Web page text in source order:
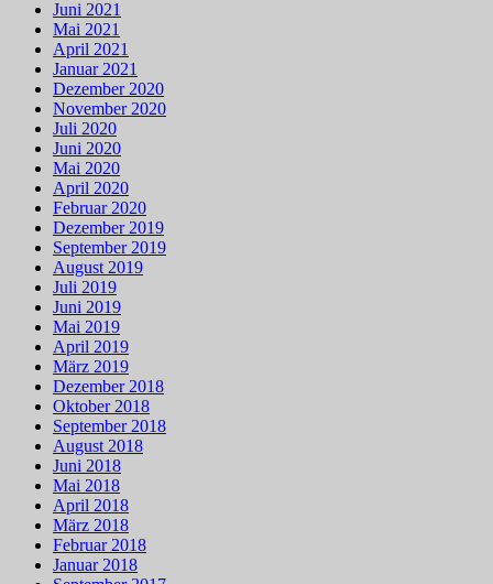
Juni 2021
Mai 2021
April 2021
Januar 2021
Dezember 2020
November 2020
Juli 2020
Juni 2020
Mai 2020
April 2020
Februar 2020
Dezember 2019
September 2019
August 2019
Juli 2019
Juni 2019
Mai 2019
April 2019
März 2019
Dezember 2018
Oktober 2018
September 2018
August 2018
Juni 2018
Mai 2018
April 2018
März 2018
Februar 2018
Januar 2018